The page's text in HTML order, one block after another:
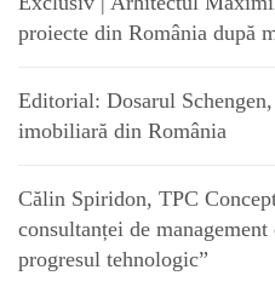
proiecte din România după
Editorial: Dosarul
imobiliară din România
Călin Spiridon, TPC
consultanței de
progresul tehnologic”